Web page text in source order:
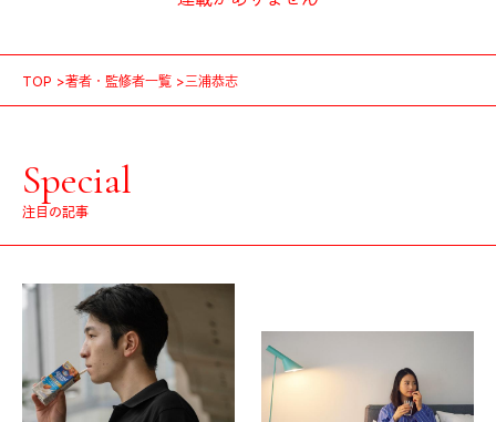
TOP 著者・監修者一覧 三浦恭志
Special
注目の記事